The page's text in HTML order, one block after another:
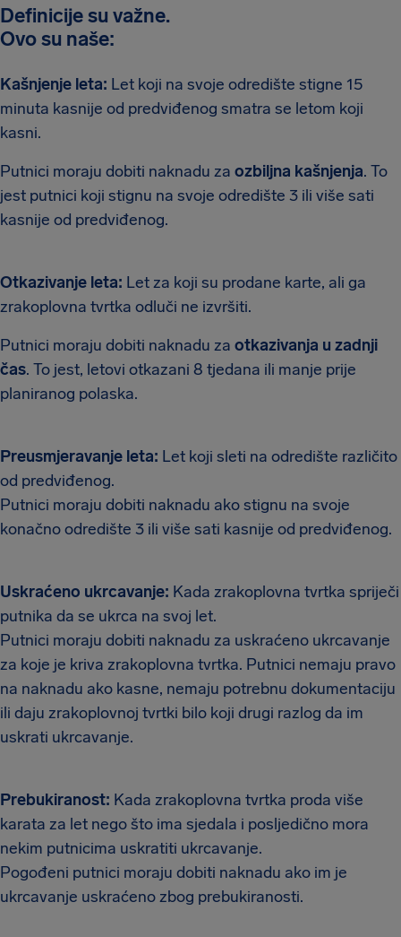
Definicije su važne.
Ovo su naše:
Kašnjenje leta: Let koji na svoje odredište stigne 15
minuta kasnije od predviđenog smatra se letom koji
kasni.
Putnici moraju dobiti naknadu za ozbiljna kašnjenja. To
jest putnici koji stignu na svoje odredište 3 ili više sati
kasnije od predviđenog.
Otkazivanje leta: Let za koji su prodane karte, ali ga
zrakoplovna tvrtka odluči ne izvršiti.
Putnici moraju dobiti naknadu za otkazivanja u zadnji
čas. To jest, letovi otkazani 8 tjedana ili manje prije
planiranog polaska.
Preusmjeravanje leta: Let koji sleti na odredište različito
od predviđenog.
Putnici moraju dobiti naknadu ako stignu na svoje
konačno odredište 3 ili više sati kasnije od predviđenog.
Uskraćeno ukrcavanje: Kada zrakoplovna tvrtka spriječi
putnika da se ukrca na svoj let.
Putnici moraju dobiti naknadu za uskraćeno ukrcavanje
za koje je kriva zrakoplovna tvrtka. Putnici nemaju pravo
na naknadu ako kasne, nemaju potrebnu dokumentaciju
ili daju zrakoplovnoj tvrtki bilo koji drugi razlog da im
uskrati ukrcavanje.
Prebukiranost: Kada zrakoplovna tvrtka proda više
karata za let nego što ima sjedala i posljedično mora
nekim putnicima uskratiti ukrcavanje.
Pogođeni putnici moraju dobiti naknadu ako im je
ukrcavanje uskraćeno zbog prebukiranosti.